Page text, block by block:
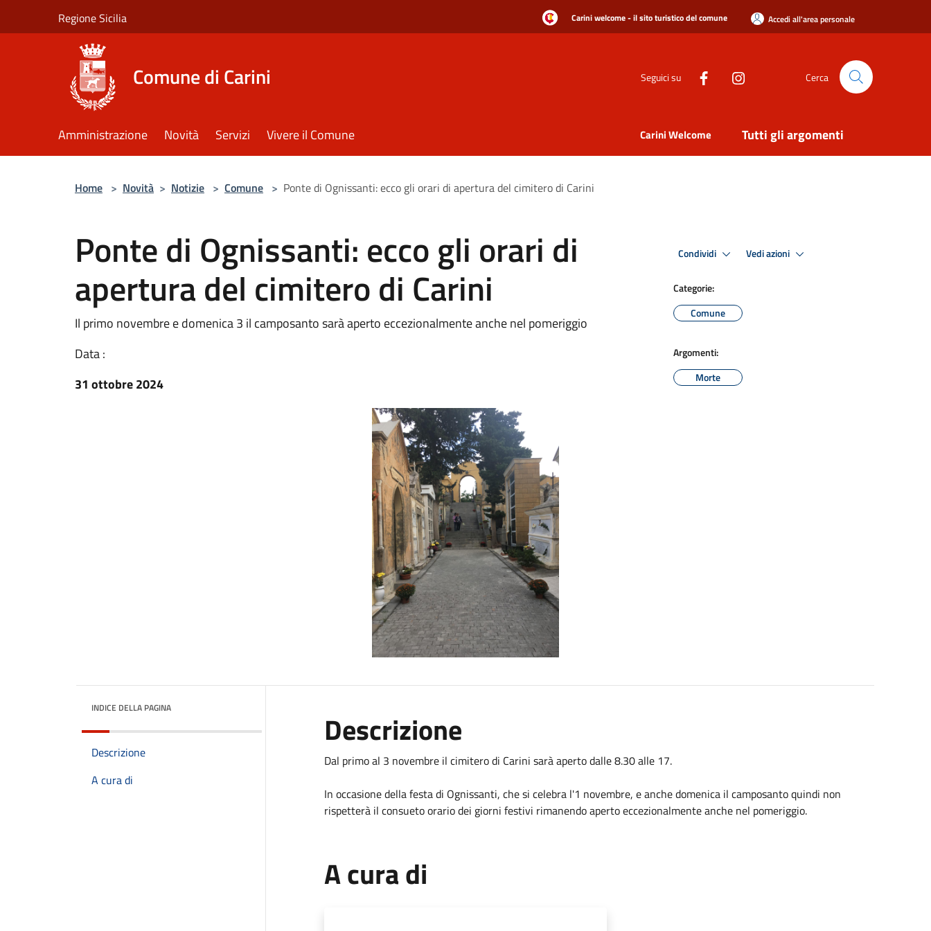
Regione Sicilia Carini welcome - il sito turistico del comune Accedi all'area personale
Comune di Carini Seguici su Cerca
Amministrazione Novità Servizi Vivere il Comune Carini Welcome Tutti gli argomenti
Home > Novità > Notizie > Comune > Ponte di Ognissanti: ecco gli orari di apertura del cimitero di Carini
Ponte di Ognissanti: ecco gli orari di
apertura del cimitero di Carini
Il primo novembre e domenica 3 il camposanto sarà aperto eccezionalmente anche nel pomeriggio
Data :
31 ottobre 2024
Condividi Vedi azioni
Categorie:
Comune
Argomenti:
Morte
INDICE DELLA PAGINA
Descrizione
A cura di
Descrizione
Dal primo al 3 novembre il cimitero di Carini sarà aperto dalle 8.30 alle 17.
In occasione della festa di Ognissanti, che si celebra l'1 novembre, e anche domenica il camposanto quindi non
rispetterà il consueto orario dei giorni festivi rimanendo aperto eccezionalmente anche nel pomeriggio.
A cura di